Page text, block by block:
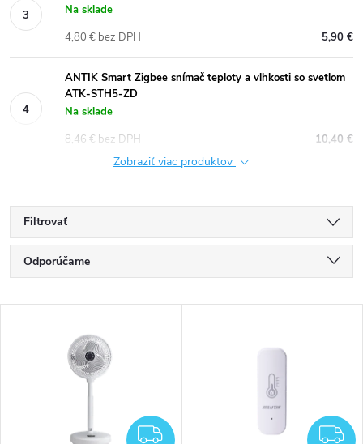
Na sklade
5,90 €
4,80 € bez DPH
ANTIK Smart Zigbee snímač teploty a vlhkosti so svetlom
ATK-STH5-ZD
Na sklade
10,40 €
8,46 € bez DPH
Zobraziť viac produktov
Filtrovať
R
a
Odporúčame
Najpredávanejšie
ZADARMO